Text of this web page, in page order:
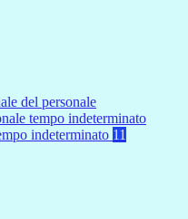
del personale
tempo indeterminato
indeterminato 11